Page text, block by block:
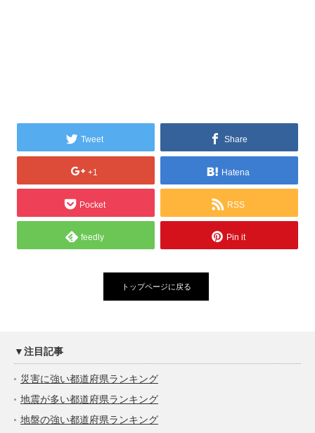
Tweet Share
+1 Hatena
Pocket RSS
feedly Pin it
トップページに戻る
▼注目記事
災害に強い都道府県ランキング
地震が多い都道府県ランキング
地盤の強い都道府県ランキング